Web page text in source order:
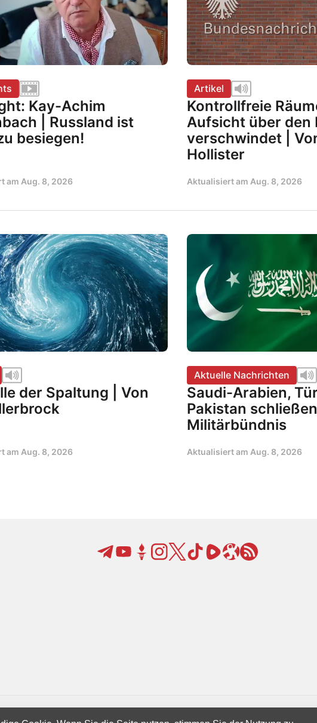
Kay-Achim
| Russland ist
besiegen!
am Aug. 8, 2026
Artikel
Kontrollfreie
Aufsicht über den
verschwindet |
Hollister
Aktualisiert am Aug. 8, 2026
der Spaltung | Von
am Aug. 8, 2026
Aktuelle Nachrichten
Saudi-Arabien,
Pakistan schließen
Militärbündnis
Aktualisiert am Aug. 8, 2026